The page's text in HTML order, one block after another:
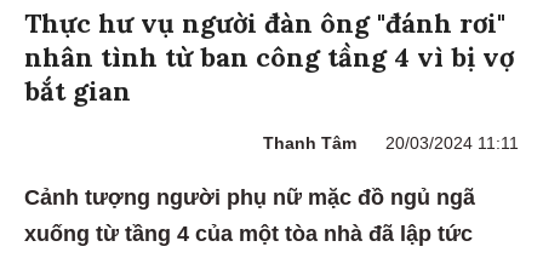
Thực hư vụ người đàn ông "đánh rơi"
nhân tình từ ban công tầng 4 vì bị vợ
bắt gian
Thanh Tâm 20/03/2024 11:11
Cảnh tượng người phụ nữ mặc đồ ngủ ngã
xuống từ tầng 4 của một tòa nhà đã lập tức